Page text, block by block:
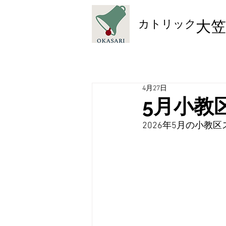
大
​カトリック
5月小教
4月27日
2026年5月の小教区